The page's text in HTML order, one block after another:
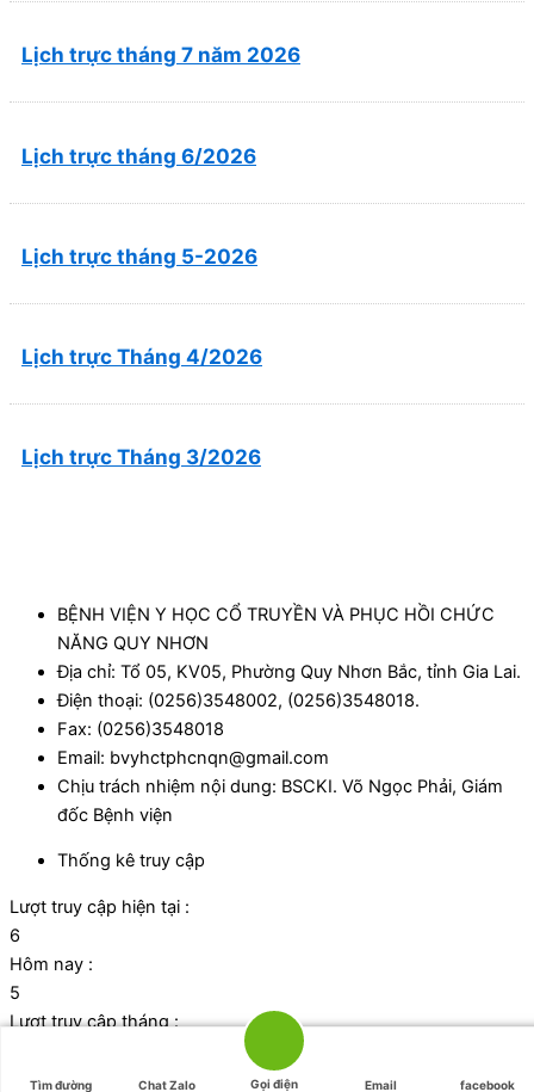
Lịch trực tháng 7 năm 2026
Lịch trực tháng 6/2026
Lịch trực tháng 5-2026
Lịch trực Tháng 4/2026
Lịch trực Tháng 3/2026
BỆNH VIỆN Y HỌC CỔ TRUYỀN VÀ PHỤC HỒI CHỨC
NĂNG QUY NHƠN
Địa chỉ: Tổ 05, KV05, Phường Quy Nhơn Bắc, tỉnh Gia Lai.
Điện thoại: (0256)3548002, (0256)3548018.
Fax: (0256)3548018
Email: bvyhctphcnqn@gmail.com
Chịu trách nhiệm nội dung: BSCKI. Võ Ngọc Phải, Giám
đốc Bệnh viện
Tìm đường Chat Zalo Gọi điện Email facebook
Thống kê truy cập
Lượt truy cập hiện tại :
6
Hôm nay :
5
Lượt truy cập tháng :
Tổng lượt truy cập: